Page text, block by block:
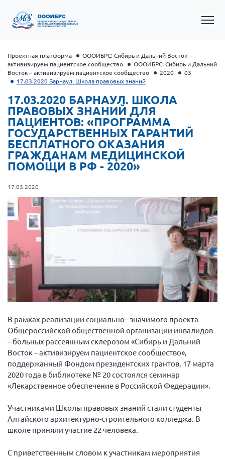
Общероссийская РС
Алтайский край
Архангельская область
Брянская область
Владимирская область
Волгоградская область
Воронежская область
Ивановская область
Калининградская область
Кемеровская область
Краснодарский край
Красноярский край
Липецкая область
Ленинградская область
Московская область
Мурманская область
Проектная платформа
ОООИБРС: Сибирь и Дальний Восток –
активизируем пациентское сообщество
ОООИБРС: Сибирь и Дальний
Восток – активизируем пациентское сообщество
2020
03
17.03.2020 Барнаул. Школа правовых знаний
17.03.2020 БАРНАУЛ. ШКОЛА
ПРАВОВЫХ ЗНАНИЙ ДЛЯ
ПАЦИЕНТОВ: «ПРОГРАММА
ГОСУДАРСТВЕННЫХ ГАРАНТИЙ
БЕСПЛАТНОГО ОКАЗАНИЯ
ГРАЖДАНАМ МЕДИЦИНСКОЙ
ПОМОЩИ В РФ - 2020»
17.03.2020
В рамках реализации социально - значимого проекта
Общероссийской общественной организации инвалидов
– больных рассеянным склерозом «Сибирь и Дальний
Восток – активизируем пациентское сообщество»,
поддержанный Фондом президентских грантов, 17 марта
2020 года в библиотеке № 20 состоялся семинар
«Лекарственное обеспечение в Российской Федерации».
Участниками Школы правовых знаний стали студенты
Алтайского архитектурно-строительного колледжа. В
школе приняли участие 22 человека.
С приветственным словом к участникам мероприятия